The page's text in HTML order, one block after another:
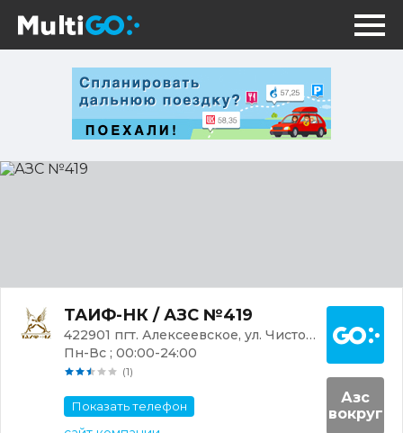
АЗС
ТАИФ-НК / АЗС №419
422901 пгт. Алексеевское, ул. Чистопольская
Пн-Вс ; 00:00-24:00
(1)
Показать телефон
Азс
вокруг